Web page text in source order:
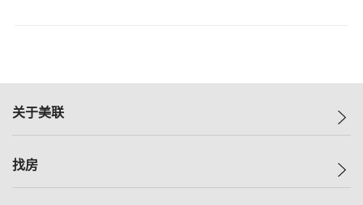
关于美联
美联集团
找房